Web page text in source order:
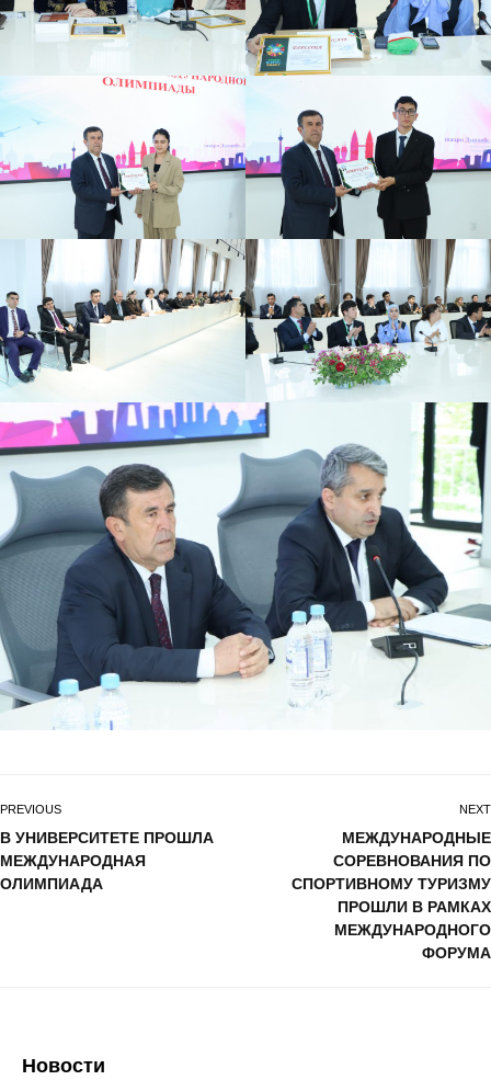
PREVIOUS
В УНИВЕРСИТЕТЕ ПРОШЛА
МЕЖДУНАРОДНАЯ
ОЛИМПИАДА
NEXT
МЕЖДУНАРОДНЫЕ
СОРЕВНОВАНИЯ ПО
СПОРТИВНОМУ ТУРИЗМУ
ПРОШЛИ В РАМКАХ
МЕЖДУНАРОДНОГО
ФОРУМА
Новости